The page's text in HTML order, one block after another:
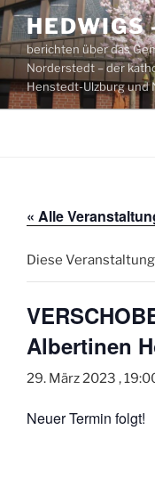
Zum
Inhalt
springen
HEDWIGS
berichten über das
Norderstedt – der
Henstedt-Ulzburg und
« Alle
Diese
Albertinen
29. März 2023 ,
Neuer Termin folgt!